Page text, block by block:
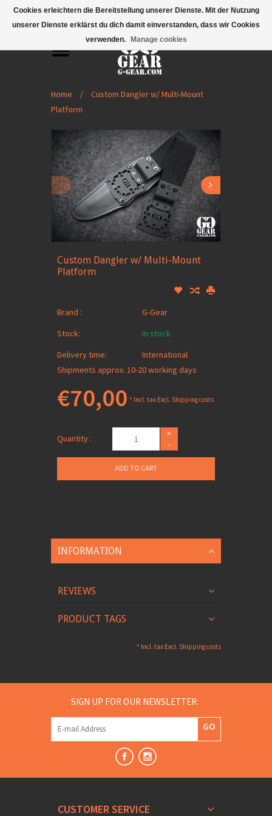
Mobile Menu
Home /
Custom Dangler w/ Multi-Mount
Platform
Custom Dangler w/ Multi-Mount
Platform
Brand :
G-Gear
Stock:
In stock
Delivery time:
International
Shipments approx. 10-20 working days
€70,00 * Incl. tax Excl. Shipping costs
Quantity :
+
-
ADD TO CART
INFORMATION
REVIEWS
PRODUCT TAGS
* Incl. tax Excl. Shipping costs
SIGN UP FOR OUR NEWSLETTER:
GO
CUSTOMER SERVICE
Cookies erleichtern die Bereitstellung unserer Dienste. Mit der Nutzung
unserer Dienste erklärst du dich damit einverstanden, dass wir Cookies
verwenden.
Manage cookies